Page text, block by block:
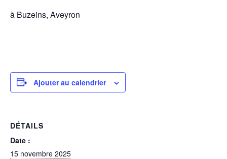
à Buzeins, Aveyron
Ajouter au calendrier
DÉTAILS
Date :
15 novembre 2025